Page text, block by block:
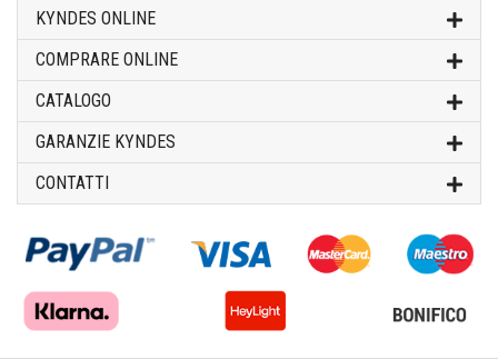
KYNDES ONLINE
COMPRARE ONLINE
CATALOGO
GARANZIE KYNDES
CONTATTI